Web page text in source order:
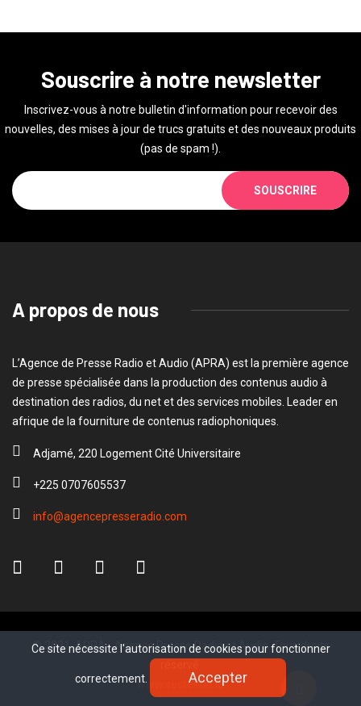
Ce site nécessite l'autorisation de cookies pour fonctionner
correctement. Accepter
Souscrire à notre newsletter
Inscrivez-vous à notre bulletin d'information pour recevoir des
nouvelles, des mises à jour de trucs gratuits et des nouveaux produits
(pas de spam !).
SOUSCRIRE
A propos de nous
L’Agence de Presse Radio et Audio (APRA) est la première agence
de presse spécialisée dans la production des contenus audio à
destination des radios, du net et des services mobiles. Leader en
afrique de la fourniture de contenus radiophoniques.
Adjamé, 220 Logement Cité Universitaire
+225 0707605537
info@agencepresseradio.com
© 2021, APRA - Agence Presse Radio et Audio. Tous droits
www.sectester.io
Ce site nécessite l'autorisation de cookies pour fonctionner
correctement. Accepter